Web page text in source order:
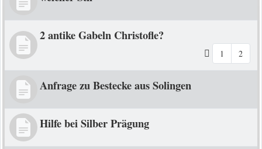
2 antike Gabeln Christofle?
1 2
Anfrage zu Bestecke aus Solingen
Hilfe bei Silber Prägung